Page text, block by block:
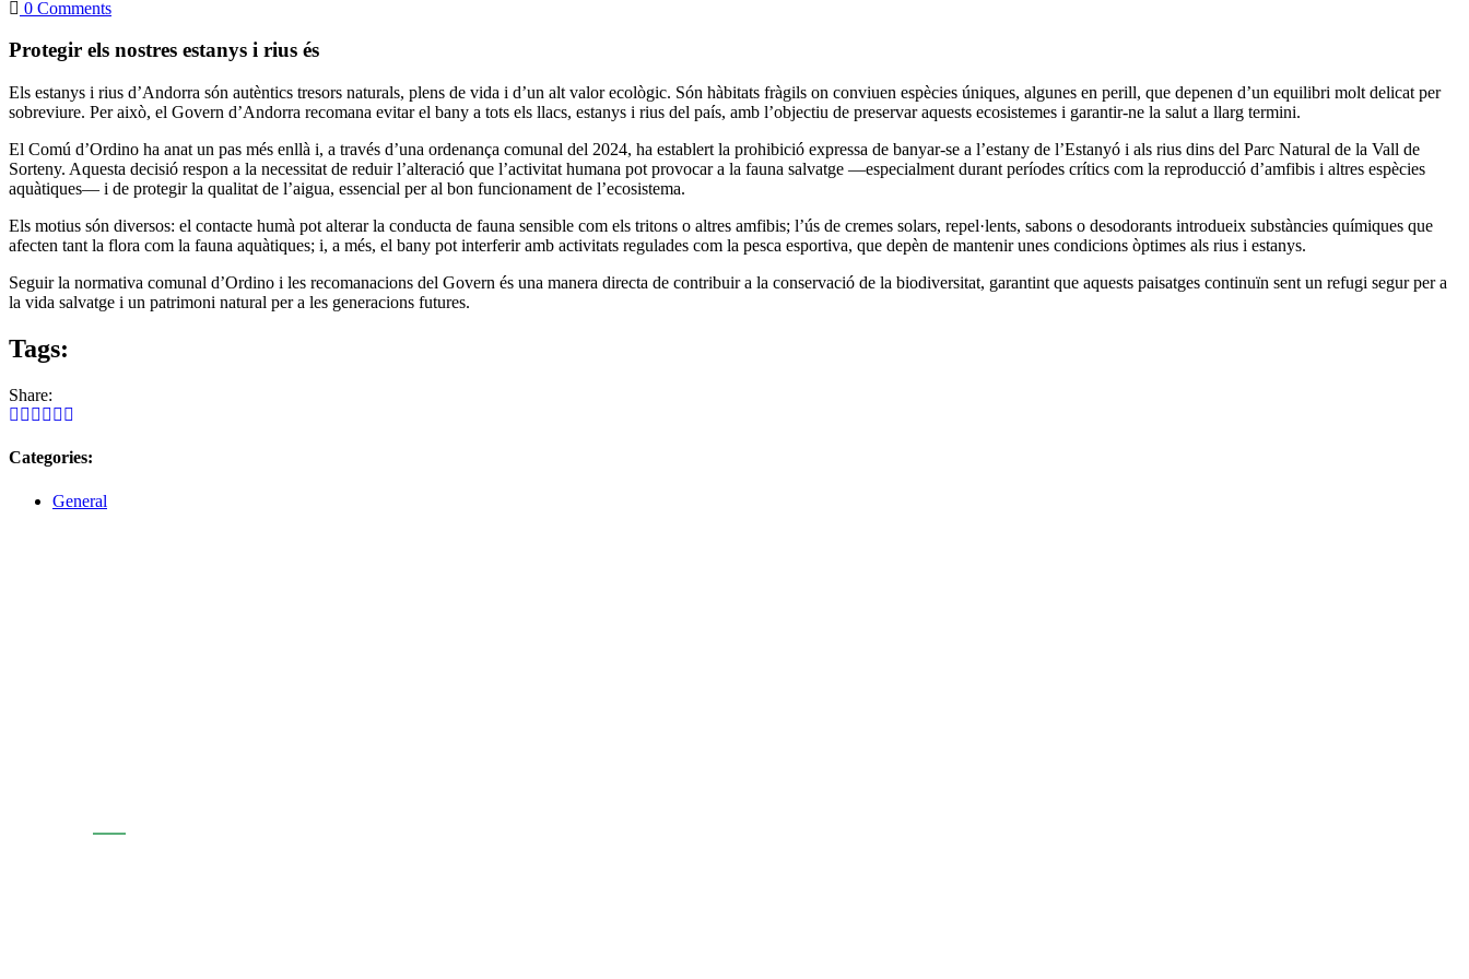
0 Comments
Protegir els nostres estanys i rius és
Els estanys i rius d’Andorra són autèntics tresors naturals, plens de vida i d’un alt valor ecològic. Són hàbitats fràgils on conviuen espècies úniques, algunes en perill, que depenen d’un equilibri molt delicat per
sobreviure. Per això, el Govern d’Andorra recomana evitar el bany a tots els llacs, estanys i rius del país, amb l’objectiu de preservar aquests ecosistemes i garantir-ne la salut a llarg termini.
El Comú d’Ordino ha anat un pas més enllà i, a través d’una ordenança comunal del 2024, ha establert la prohibició expressa de banyar-se a l’estany de l’Estanyó i als rius dins del Parc Natural de la Vall de
Sorteny. Aquesta decisió respon a la necessitat de reduir l’alteració que l’activitat humana pot provocar a la fauna salvatge —especialment durant períodes crítics com la reproducció d’amfibis i altres espècies
aquàtiques— i de protegir la qualitat de l’aigua, essencial per al bon funcionament de l’ecosistema.
Els motius són diversos: el contacte humà pot alterar la conducta de fauna sensible com els tritons o altres amfibis; l’ús de cremes solars, repel·lents, sabons o desodorants introdueix substàncies químiques que
afecten tant la flora com la fauna aquàtiques; i, a més, el bany pot interferir amb activitats regulades com la pesca esportiva, que depèn de mantenir unes condicions òptimes als rius i estanys.
Seguir la normativa comunal d’Ordino i les recomanacions del Govern és una manera directa de contribuir a la conservació de la biodiversitat, garantint que aquests paisatges continuïn sent un refugi segur per a
la vida salvatge i un patrimoni natural per a les generacions futures.
Tags:
Share:
Categories:
General